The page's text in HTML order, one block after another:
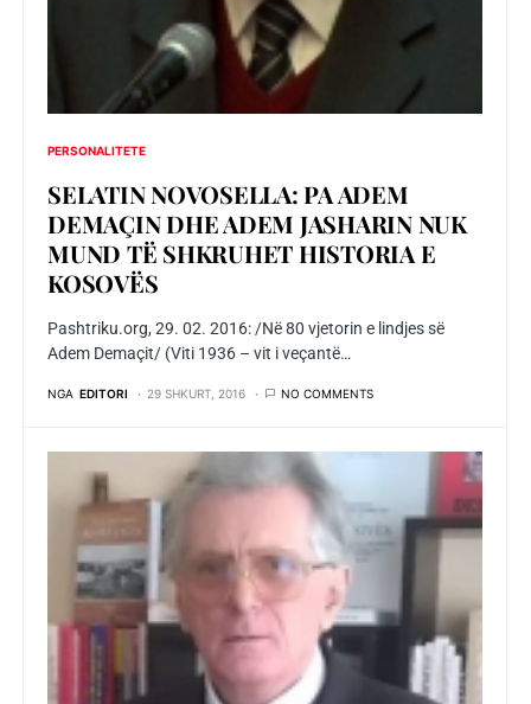
PERSONALITETE
SELATIN NOVOSELLA: PA ADEM
DEMAÇIN DHE ADEM JASHARIN NUK
MUND TË SHKRUHET HISTORIA E
KOSOVËS
Pashtriku.org, 29. 02. 2016: /Në 80 vjetorin e lindjes së
Adem Demaçit/ (Viti 1936 – vit i veçantë…
NGA EDITORI 29 SHKURT, 2016 NO COMMENTS